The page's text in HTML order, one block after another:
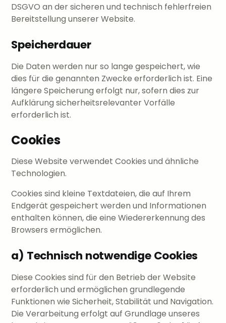
DSGVO an der sicheren und technisch fehlerfreien
Bereitstellung unserer Website.
Speicherdauer
Die Daten werden nur so lange gespeichert, wie
dies für die genannten Zwecke erforderlich ist. Eine
längere Speicherung erfolgt nur, sofern dies zur
Aufklärung sicherheitsrelevanter Vorfälle
erforderlich ist.
Cookies
Diese Website verwendet Cookies und ähnliche
Technologien.
Cookies sind kleine Textdateien, die auf Ihrem
Endgerät gespeichert werden und Informationen
enthalten können, die eine Wiedererkennung des
Browsers ermöglichen.
a) Technisch notwendige Cookies
Diese Cookies sind für den Betrieb der Website
erforderlich und ermöglichen grundlegende
Funktionen wie Sicherheit, Stabilität und Navigation.
Die Verarbeitung erfolgt auf Grundlage unseres